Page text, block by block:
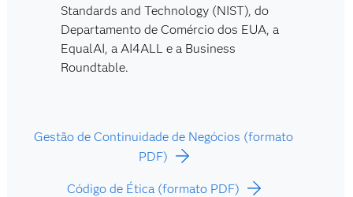
Standards and Technology (NIST), do
Departamento de Comércio dos EUA, a
EqualAI, a AI4ALL e a Business
Roundtable.
Gestão de Continuidade de Negócios (formato
PDF)
Código de Ética (formato PDF)